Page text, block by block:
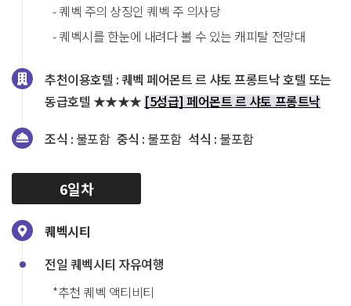
- 퀘벡 주의 상징인 퀘벡 주 의사당
- 퀘벡시를 한눈에 내려다 볼 수 있는 캐피탈 전망대
추천이용호텔 :퀘벡 페어몬트 르 샤토 프롱트낙 호텔 또는
동급호텔 ★★★★[5성급] 페어몬트 르 샤토 프롱트낙
조식 : 불포함 중식 : 불포함 석식 : 불포함
6일차
퀘벡시티
전일 퀘벡시티 자유여행
*추천 퀘벡 액티비티